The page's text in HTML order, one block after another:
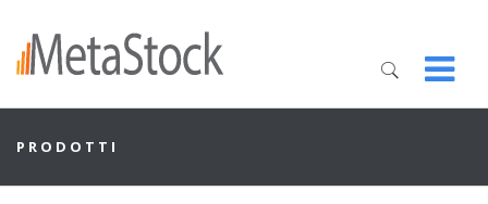
PRODOTTI